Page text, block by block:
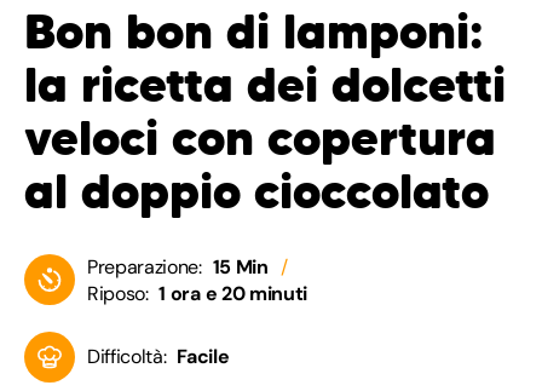
Bon bon di lamponi:
la ricetta dei dolcetti
veloci con copertura
al doppio cioccolato
Preparazione: 15 Min
Riposo: 1 ora e 20 minuti
Difficoltà: Facile